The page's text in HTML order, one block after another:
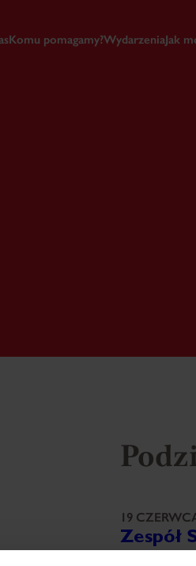
Komu pomagamy?WydarzeniaJak
19
Zespół